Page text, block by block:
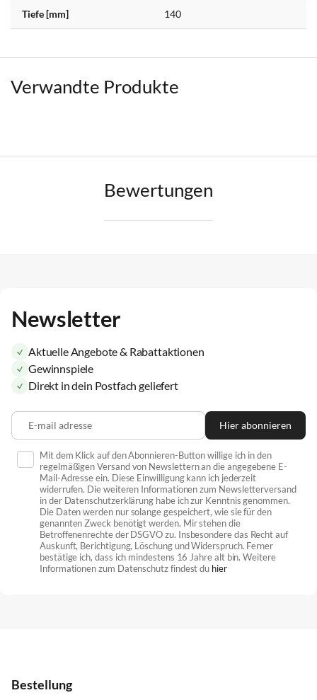
Tiefe [mm] 140
Verwandte Produkte
Bewertungen
Newsletter
Aktuelle Angebote & Rabattaktionen
Gewinnspiele
Direkt in dein Postfach geliefert
E-mail adresse Hier abonnieren
Mit dem Klick auf den Abonnieren-Button willige ich in den
regelmäßigen Versand von Newslettern an die angegebene E-
Mail-Adresse ein. Diese Einwilligung kann ich jederzeit
widerrufen. Die weiteren Informationen zum Newsletterversand
in der Datenschutzerklärung habe ich zur Kenntnis genommen.
Die Daten werden nur solange gespeichert, wie sie für den
genannten Zweck benötigt werden. Mir stehen die
Betroffenenrechte der DSGVO zu. Insbesondere das Recht auf
Auskunft, Berichtigung, Löschung und Widerspruch. Ferner
bestätige ich, dass ich mindestens 16 Jahre alt bin. Weitere
Informationen zum Datenschutz findest du hier
Bestellung